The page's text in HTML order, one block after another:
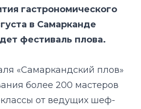
гастрономического
в Самарканде
фестиваль плова.
«Самаркандский плов»
более 200 мастеров
от ведущих шеф-